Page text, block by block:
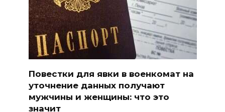
Повестки для явки в военкомат на
уточнение данных получают
мужчины и женщины: что это
значит